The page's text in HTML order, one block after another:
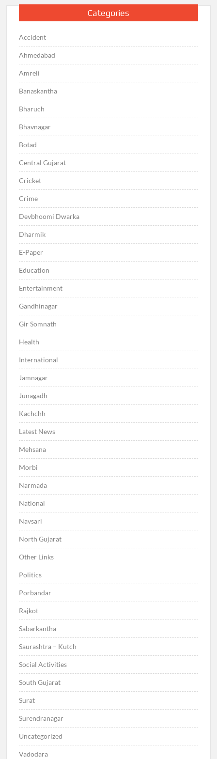
Categories
Accident
Ahmedabad
Amreli
Banaskantha
Bharuch
Bhavnagar
Botad
Central Gujarat
Cricket
Crime
Devbhoomi Dwarka
Dharmik
E-Paper
Education
Entertainment
Gandhinagar
Gir Somnath
Health
International
Jamnagar
Junagadh
Kachchh
Latest News
Mehsana
Morbi
Narmada
National
Navsari
North Gujarat
Other Links
Politics
Porbandar
Rajkot
Sabarkantha
Saurashtra – Kutch
Social Activities
South Gujarat
Surat
Surendranagar
Uncategorized
Vadodara